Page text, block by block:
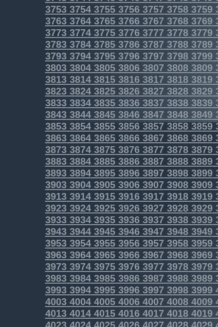
37533754375537563757 37583759
37633764376537663767 37683769
3773377437753776377737783779
37833784378537863787 37883789
37933794379537963797 37983799
38033804380538063807 38083809
38133814381538163817 38183819
38233824382538263827 38283829
38333834383538363837 38383839
38433844384538463847 38483849
3853385438553856385738583859
3863386438653866386738683869
3873387438753876387738783879
3883388438853886388738883889
3893389438953896389738983899
3903390439053906390739083909
3913391439153916391739183919
3923392439253926392739283929
3933393439353936393739383939
3943394439453946394739483949
3953395439553956395739583959
3963396439653966396739683969
3973397439753976397739783979
3983398439853986398739883989
3993399439953996399739983999
4003400440054006400740084009
40134014401540164017 40184019